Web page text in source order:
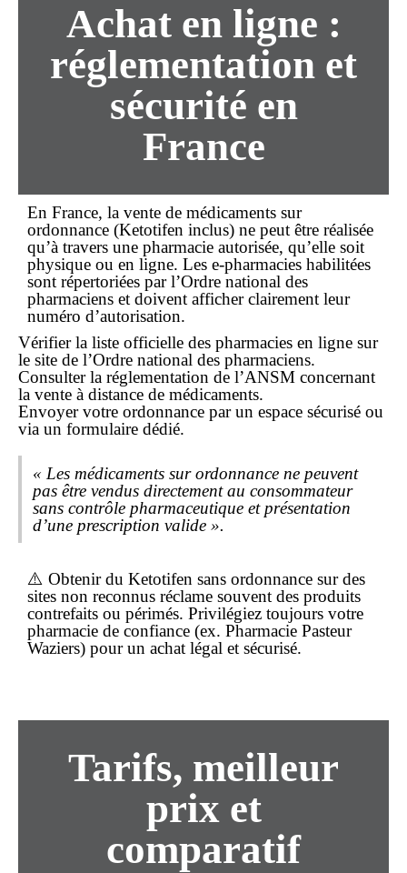
Achat en ligne :
réglementation et
sécurité en
France
En France, la vente de médicaments sur
ordonnance (Ketotifen inclus) ne peut être réalisée
qu’à travers une pharmacie autorisée, qu’elle soit
physique ou en ligne. Les e-pharmacies habilitées
sont répertoriées par l’Ordre national des
pharmaciens et doivent afficher clairement leur
numéro d’autorisation.
Vérifier la liste officielle des pharmacies en ligne sur
le site de l’Ordre national des pharmaciens.
Consulter la réglementation de l’ANSM concernant
la vente à distance de médicaments.
Envoyer votre ordonnance par un espace sécurisé ou
via un formulaire dédié.
« Les médicaments sur ordonnance ne peuvent
pas être vendus directement au consommateur
sans contrôle pharmaceutique et présentation
d’une prescription valide ».
⚠️ Obtenir du Ketotifen sans ordonnance sur des
sites non reconnus réclame souvent des produits
contrefaits ou périmés. Privilégiez toujours votre
pharmacie de confiance (ex. Pharmacie Pasteur
Waziers) pour un achat légal et sécurisé.
Tarifs, meilleur
prix et
comparatif